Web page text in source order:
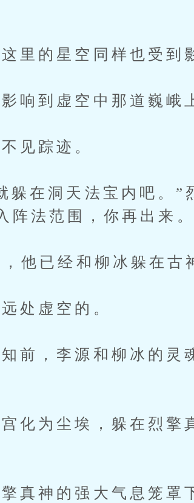
的星空同样也受到
虚空中那道巍峨上
踪迹。
洞天法宝内吧。”
阵法范围，你再出来
已经和柳冰躲在古
虚空的。
，李源和柳冰的灵
为尘埃，躲在烈擎
神的强大气息笼罩